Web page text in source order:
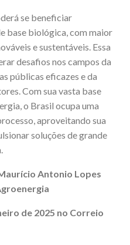
se beneficiar
base biológica, com maior
e sustentáveis. Essa
desafios nos campos da
públicas eficazes e da
Com sua vasta base
o Brasil ocupa uma
aproveitando sua
soluções de grande
Antonio Lopes
de 2025 no Correio